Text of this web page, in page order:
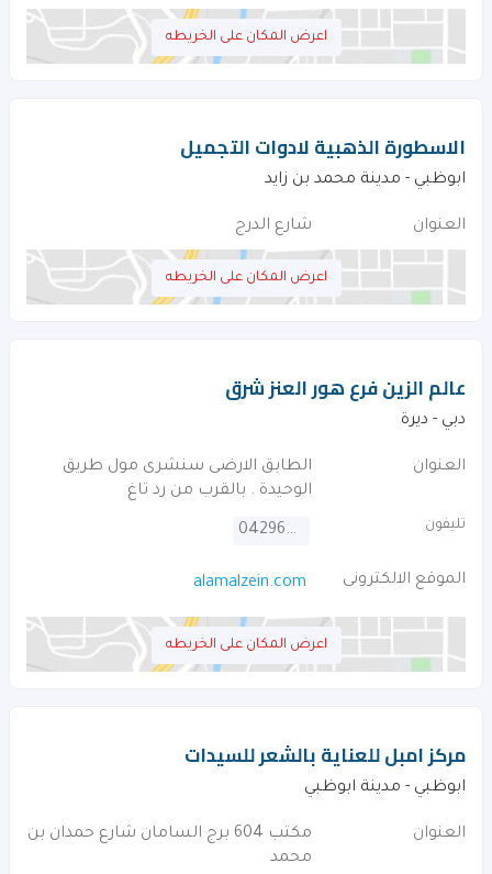
اعرض المكان على الخريطه
الاسطورة الذهبية لادوات التجميل
ابوظبي - مدينة محمد بن زايد
العنوان شارع الدرج
اعرض المكان على الخريطه
عالم الزين فرع هور العنز شرق
دبي - ديرة
العنوان
الطابق الارضى سنشرى مول طريق
الوحيدة . بالقرب من رد تاغ
تليفون 042969645
الموقع الالكترونى alamalzein.com
اعرض المكان على الخريطه
مركز امبل للعناية بالشعر للسيدات
ابوظبي - مدينة ابوظبي
العنوان
مكتب 604 برج السامان شارع حمدان بن
محمد